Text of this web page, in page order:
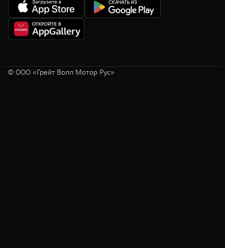
© ООО «Грейт Волл Мотор Рус»